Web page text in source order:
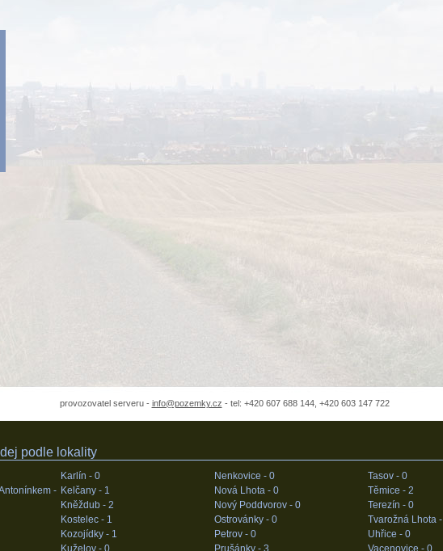
provozovatel serveru - info@pozemky.cz - tel: +420 607 688 144, +420 603 147 722
podle lokality
-
Karlín - 0
Kelčany - 1
Kněždub - 2
Kostelec - 1
Kozojídky - 1
Kuželov - 0
Nenkovice - 0
Nová Lhota - 0
Nový Poddvorov - 0
Ostrovánky - 0
Petrov - 0
Prušánky - 3
Tasov - 0
Těmice - 2
Terezín - 0
Tvarožná Lhota -
Uhřice - 0
Vacenovice - 0